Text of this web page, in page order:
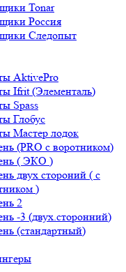
Tonar
Россия
Следопыт
AktivePro
Ifrit (Элементаль)
Spass
Глобус
Мастер лодок
(PRO c воротником)
( ЭКО )
двух стороний ( с
)
2
-3 (двух.сторонний)
(стандартный)